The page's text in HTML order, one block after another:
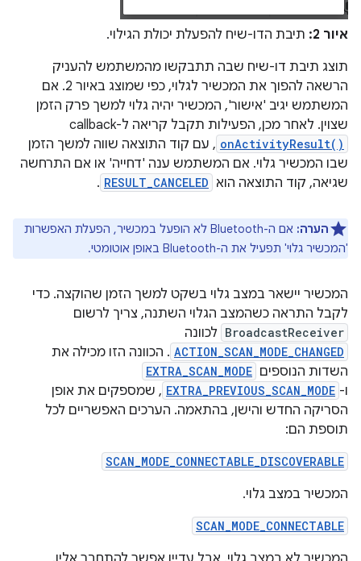
איור 2:
תיבת הדו-שיח להפעלת יכולת הגילוי.
תוצג תיבת דו-שיח שבה תתבקשו מהמשתמש להעניק
הרשאה להפוך את המכשיר לגלוי, כפי שמוצג באיור 2. אם
המשתמש יגיב 'אישור', המכשיר יהיה גלוי למשך פרק הזמן
שצוין. לאחר מכן, הפעילות תקבל קריאה ל-callback‏
onActivityResult() , עם קוד התוצאה שווה למשך הזמן
שבו המכשיר גלוי. אם המשתמש ענה 'דחייה' או אם התרחשה
שגיאה, קוד התוצאה הוא RESULT_CANCELED
.
הערה:
אם ה-Bluetooth לא הופעל במכשיר, הפעלת האפשרות
'המכשיר גלוי' תפעיל את ה-Bluetooth באופן אוטומטי.
המכשיר יישאר במצב גלוי בשקט למשך הזמן שהוקצה. כדי
לקבל התראה כשהמצב הגלוי השתנה, צריך לרשום
BroadcastReceiver לכוונה
ACTION_SCAN_MODE_CHANGED . הכוונה הזו מכילה את
השדות הנוספים EXTRA_SCAN_MODE
ו- EXTRA_PREVIOUS_SCAN_MODE , שמספקים את אופן
הסריקה החדש והישן, בהתאמה. הערכים האפשריים לכל
תוספת הם:
SCAN_MODE_CONNECTABLE_DISCOVERABLE
המכשיר במצב גלוי.
SCAN_MODE_CONNECTABLE